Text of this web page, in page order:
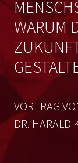
WARUM
VORTRAG
DR. HARALD